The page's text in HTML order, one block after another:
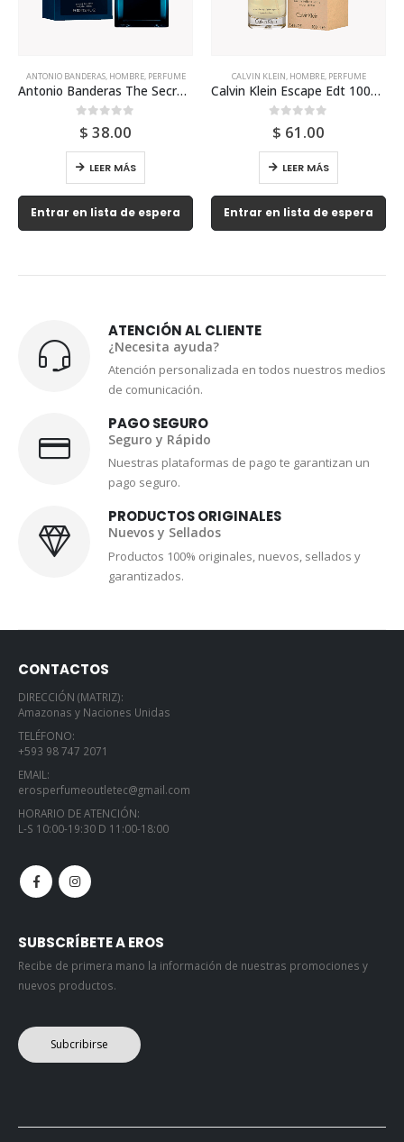
CALVIN KLEIN,HOMBRE,PERFUME
Calvin Klein Escape Edt 100ml Para Hombre
0out of 5
$ 61.00
LEER MÁS
Entrar en lista de espera
CALVIN KLEIN HOMBRE, PERFUME
Calvin Klein Crave 75ml Para Hombre
0out of 5
$105.00
LEER MÁS
Entrar en lista de espera
ATENCIÓN AL CLIENTE
¿Necesita ayuda?
Atención personalizada en todos nuestros medios
de comunicación.
PAGO SEGURO
Seguro y Rápido
Nuestras plataformas de pago te garantizan un
pago seguro.
PRODUCTOS ORIGINALES
Nuevos y Sellados
Productos 100% originales, nuevos, sellados y
garantizados.
CONTACTOS
DIRECCIÓN (MATRIZ):
Amazonas y Naciones Unidas
TELÉFONO:
+593 98 747 2071
EMAIL:
erosperfumeoutletec@gmail.com
HORARIO DE ATENCIÓN:
L-S 10:00-19:30 D 11:00-18:00
SUBSCRÍBETE A EROS
Recibe de primera mano la información de nuestras promociones y
nuevos productos.
Subcribirse